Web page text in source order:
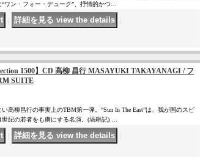
ン・フォー・デューク”、抒情的かつ…
1500】CD 高柳 昌行 MASAYUKI TAKAYANAGI / フ
SUITE
高柳昌行の事実上のTBM第一弾。“Sun In The East”は、我が国のスピ
紀の若者をも虜にする名演。(塙耕記) …